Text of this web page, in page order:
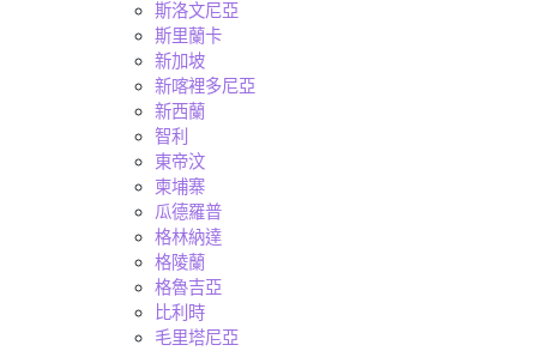
斯洛文尼亞
斯里蘭卡
新加坡
新喀裡多尼亞
新西蘭
智利
東帝汶
柬埔寨
瓜德羅普
格林納達
格陵蘭
格魯吉亞
比利時
毛里塔尼亞